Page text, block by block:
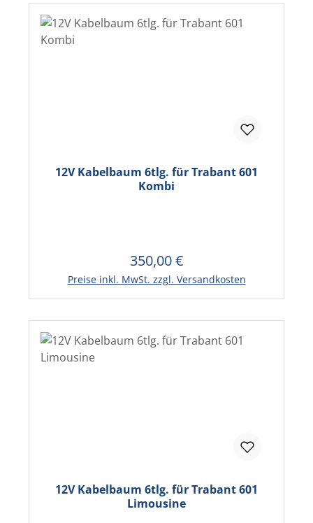
12V Kabelbaum 6tlg. für Trabant 601
Kombi
Regulärer Preis:
350,00 €
Preise inkl. MwSt. zzgl. Versandkosten
12V Kabelbaum 6tlg. für Trabant 601
Limousine